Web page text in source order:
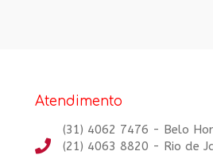
Atendimento
(31) 4062 7476 - Belo
(21) 4063 8820 - Rio de